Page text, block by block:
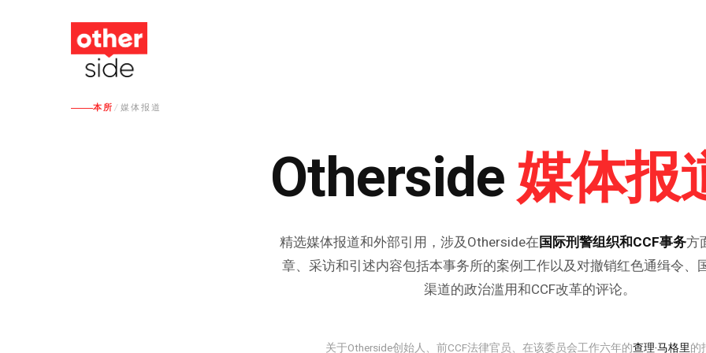
本所 / 媒体报道
Otherside 媒体报
精选媒体报道和外部引用，涉及Otherside在国际刑警组织和CCF事务方
章、采访和引述内容包括本事务所的案例工作以及对撤销红色通缉令、
渠道的政治滥用和CCF改革的评论。
关于Otherside创始人、前CCF法律官员、在该委员会工作六年的查理·马格里的